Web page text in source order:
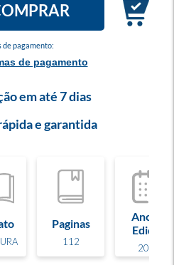
de pagamento:
de pagamento
em até 7 dias
e garantida
Paginas
112
Ano de
Edição
2023